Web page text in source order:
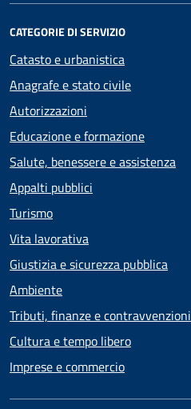
CATEGORIE DI SERVIZIO
Catasto e urbanistica
Anagrafe e stato civile
Autorizzazioni
Educazione e formazione
Salute, benessere e assistenza
Appalti pubblici
Turismo
Vita lavorativa
Giustizia e sicurezza pubblica
Ambiente
Tributi, finanze e contravvenzioni
Cultura e tempo libero
Imprese e commercio